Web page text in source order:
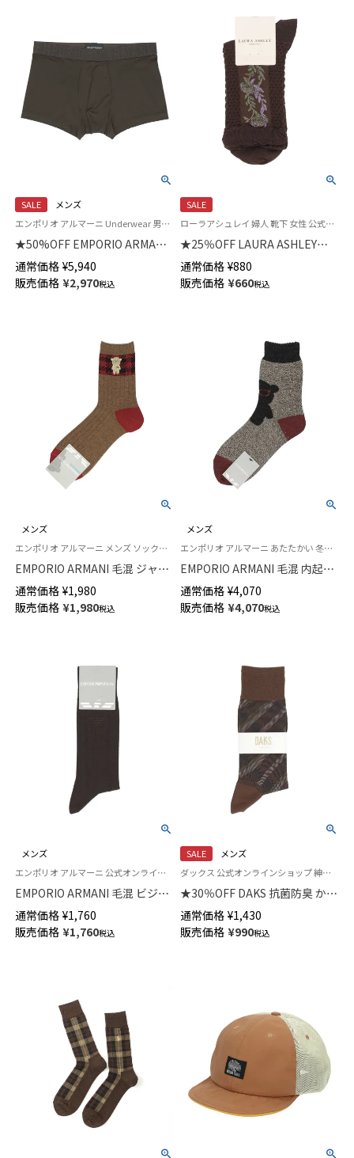
SALE
メンズ
エンポリオ アルマーニ Underwear 男性 アンダーウェア 紳士 下着
★50%OFF EMPORIO ARMANI
ESSENTIAL MICROFIBER エッ
センシャル マイクロファイバー
ボクサーパンツ 【S/M/L】 前閉じ
通常価格 ¥5,940
販売価格 ¥2,970税込
SALE
ローラアシュレイ 婦人 靴下 女性 公式ショップ
★25％OFF LAURA ASHLEY
Floral Stripe レーヨンシルク混
クルー丈 ソックス レディース
03357402
通常価格 ¥880
販売価格 ¥660税込
メンズ
エンポリオ アルマーニ メンズ ソックス 靴下
EMPORIO ARMANI 毛混 ジャガ
ードチェックマンガベア刺繍 ミ
ドル丈 カジュアル ソックス メ
ンズ 日本製 02345173
通常価格 ¥1,980
販売価格 ¥1,980税込
メンズ
エンポリオ アルマーニ あたたかい 冬用 靴下
EMPORIO ARMANI 毛混 内起毛
フロントビッグベア ルームソッ
クス 足底滑り止め付 クルー丈
日本製 メンズ 02345874
通常価格 ¥4,070
販売価格 ¥4,070税込
メンズ
エンポリオ アルマーニ 公式オンラインショップ 紳士 靴下
EMPORIO ARMANI 毛混 ビジネ
スソックス イーグル刺しゅう
リブ クルー丈 メンズ 02315106
通常価格 ¥1,760
販売価格 ¥1,760税込
SALE
メンズ
ダックス 公式オンラインショップ 紳士 靴下
★30％OFF DAKS 抗菌防臭 かか
としっかりホールド City Check
クルー丈 メンズ カジュアル ソ
ックス 02512673
通常価格 ¥1,430
販売価格 ¥990税込